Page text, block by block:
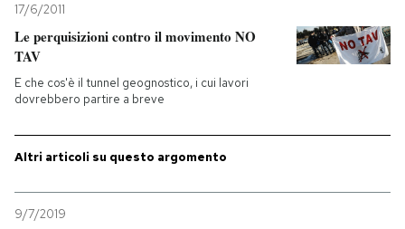
17/6/2011
Le perquisizioni contro il movimento NO
TAV
E che cos'è il tunnel geognostico, i cui lavori
dovrebbero partire a breve
Altri articoli su questo argomento
9/7/2019